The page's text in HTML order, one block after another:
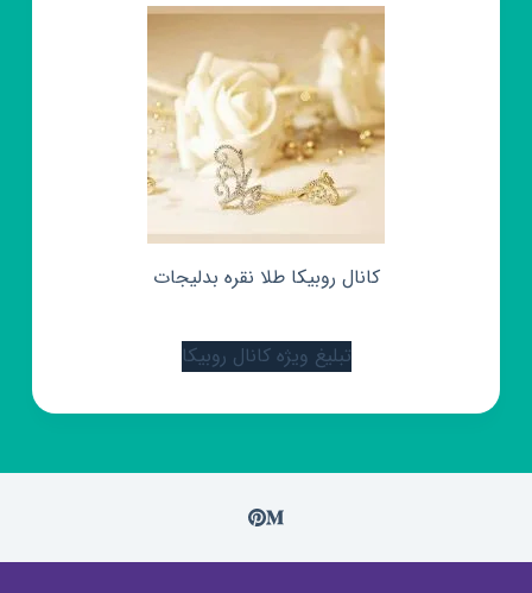
کانال روبیکا طلا نقره بدلیجات
تبلیغ ویژه کانال روبیکا